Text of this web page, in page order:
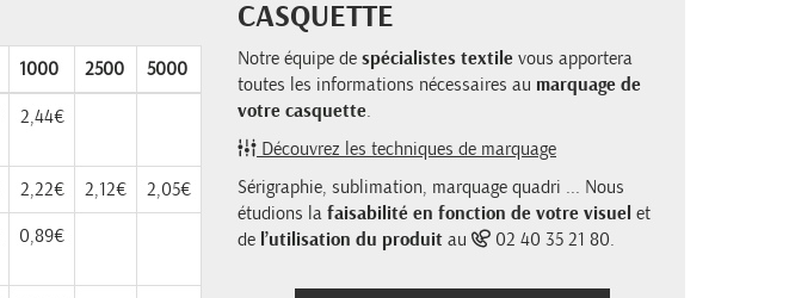
1000 2500 5000
2,44€
2,22€ 2,12€ 2,05€
0,89€
CASQUETTE
Notre équipe de spécialistes textile vous apportera
toutes les informations nécessaires au marquage de
votre casquette
Découvrez les techniques de marquage
Sérigraphie, sublimation, marquage quadri ... Nous
étudions la faisabilité en fonction de votre visuel et
de l’utilisation du produit au 02 40 35 21 80.